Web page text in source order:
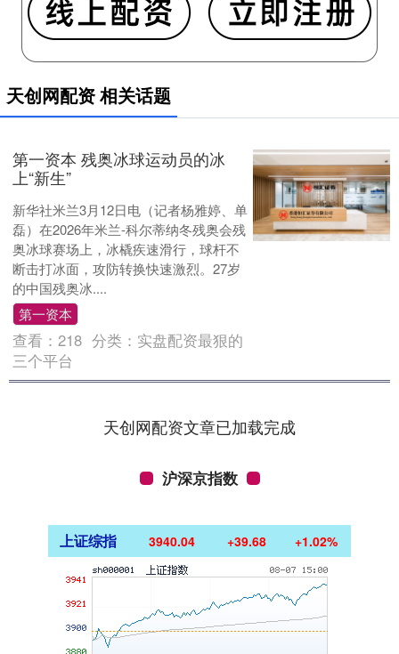
天创网配资 相关话题
第一资本 残奥冰球运动员的冰
上“新生”
新华社米兰3月12日电（记者杨雅婷、单
磊）在2026年米兰-科尔蒂纳冬残奥会残
奥冰球赛场上，冰橇疾速滑行，球杆不
断击打冰面，攻防转换快速激烈。27岁
的中国残奥冰....
第一资本
查看：218 分类： 实盘配资最狠的
三个平台
天创网配资文章已加载完成
沪深京指数
上证综指 3940.04 +39.68 +1.02%